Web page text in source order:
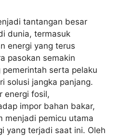
tantangan besar
dunia, termasuk
energi yang terus
pasokan semakin
serta pelaku
solusi jangka panjang.
energi fosil,
impor bahan bakar,
menjadi pemicu utama
yang terjadi saat ini. Oleh